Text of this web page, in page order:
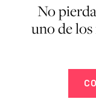
No
uno de